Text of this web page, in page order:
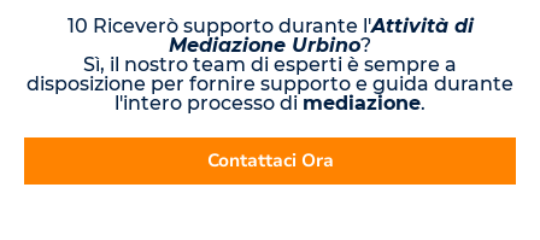
10 Riceverò supporto durante l'Attività di
Mediazione Urbino?
Sì, il nostro team di esperti è sempre a
disposizione per fornire supporto e guida durante
l'intero processo di mediazione.
Contattaci Ora